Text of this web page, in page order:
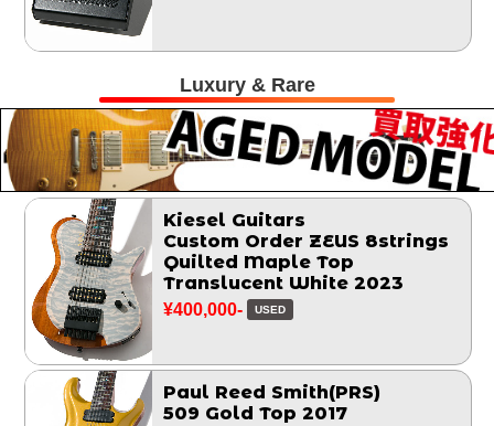
Luxury & Rare
Kiesel Guitars
Custom Order ZEUS 8strings
Quilted Maple Top
Translucent White 2023
¥400,000- USED
Paul Reed Smith(PRS)
509 Gold Top 2017